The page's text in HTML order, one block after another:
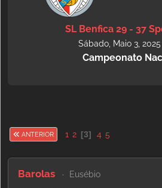
SL Benfica 29 - 37
Sábado, Maio 3,
Campeonato
ANTERIOR 1 2 3 4 5
Barolas Eusébio